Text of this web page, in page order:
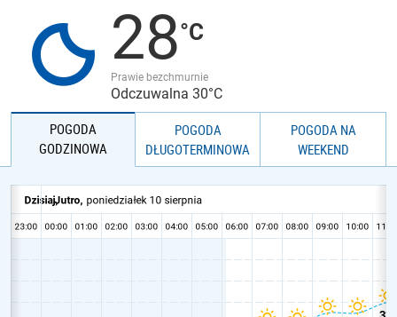
JAKOŚĆ POWIETRZA28
Prawie bezchmurnie
Odczuwalna 30°C
POGODA
GODZINOWA
POGODA
DŁUGOTERMINOWA
POGODA NA
WEEKEND